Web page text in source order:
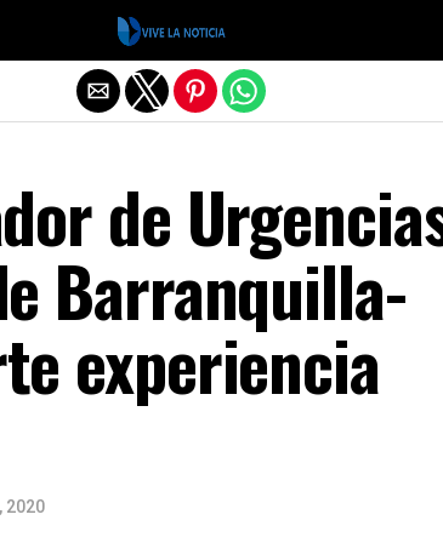
de
Barranquilla-
experiencia
2020
Salir de la versión móvil